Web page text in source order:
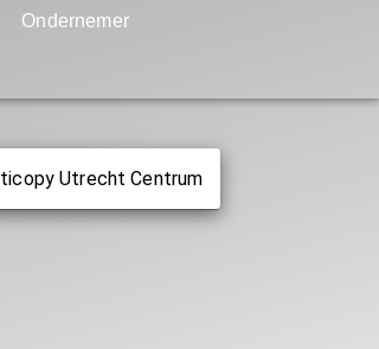
Ondernemer
Utrecht Centrum